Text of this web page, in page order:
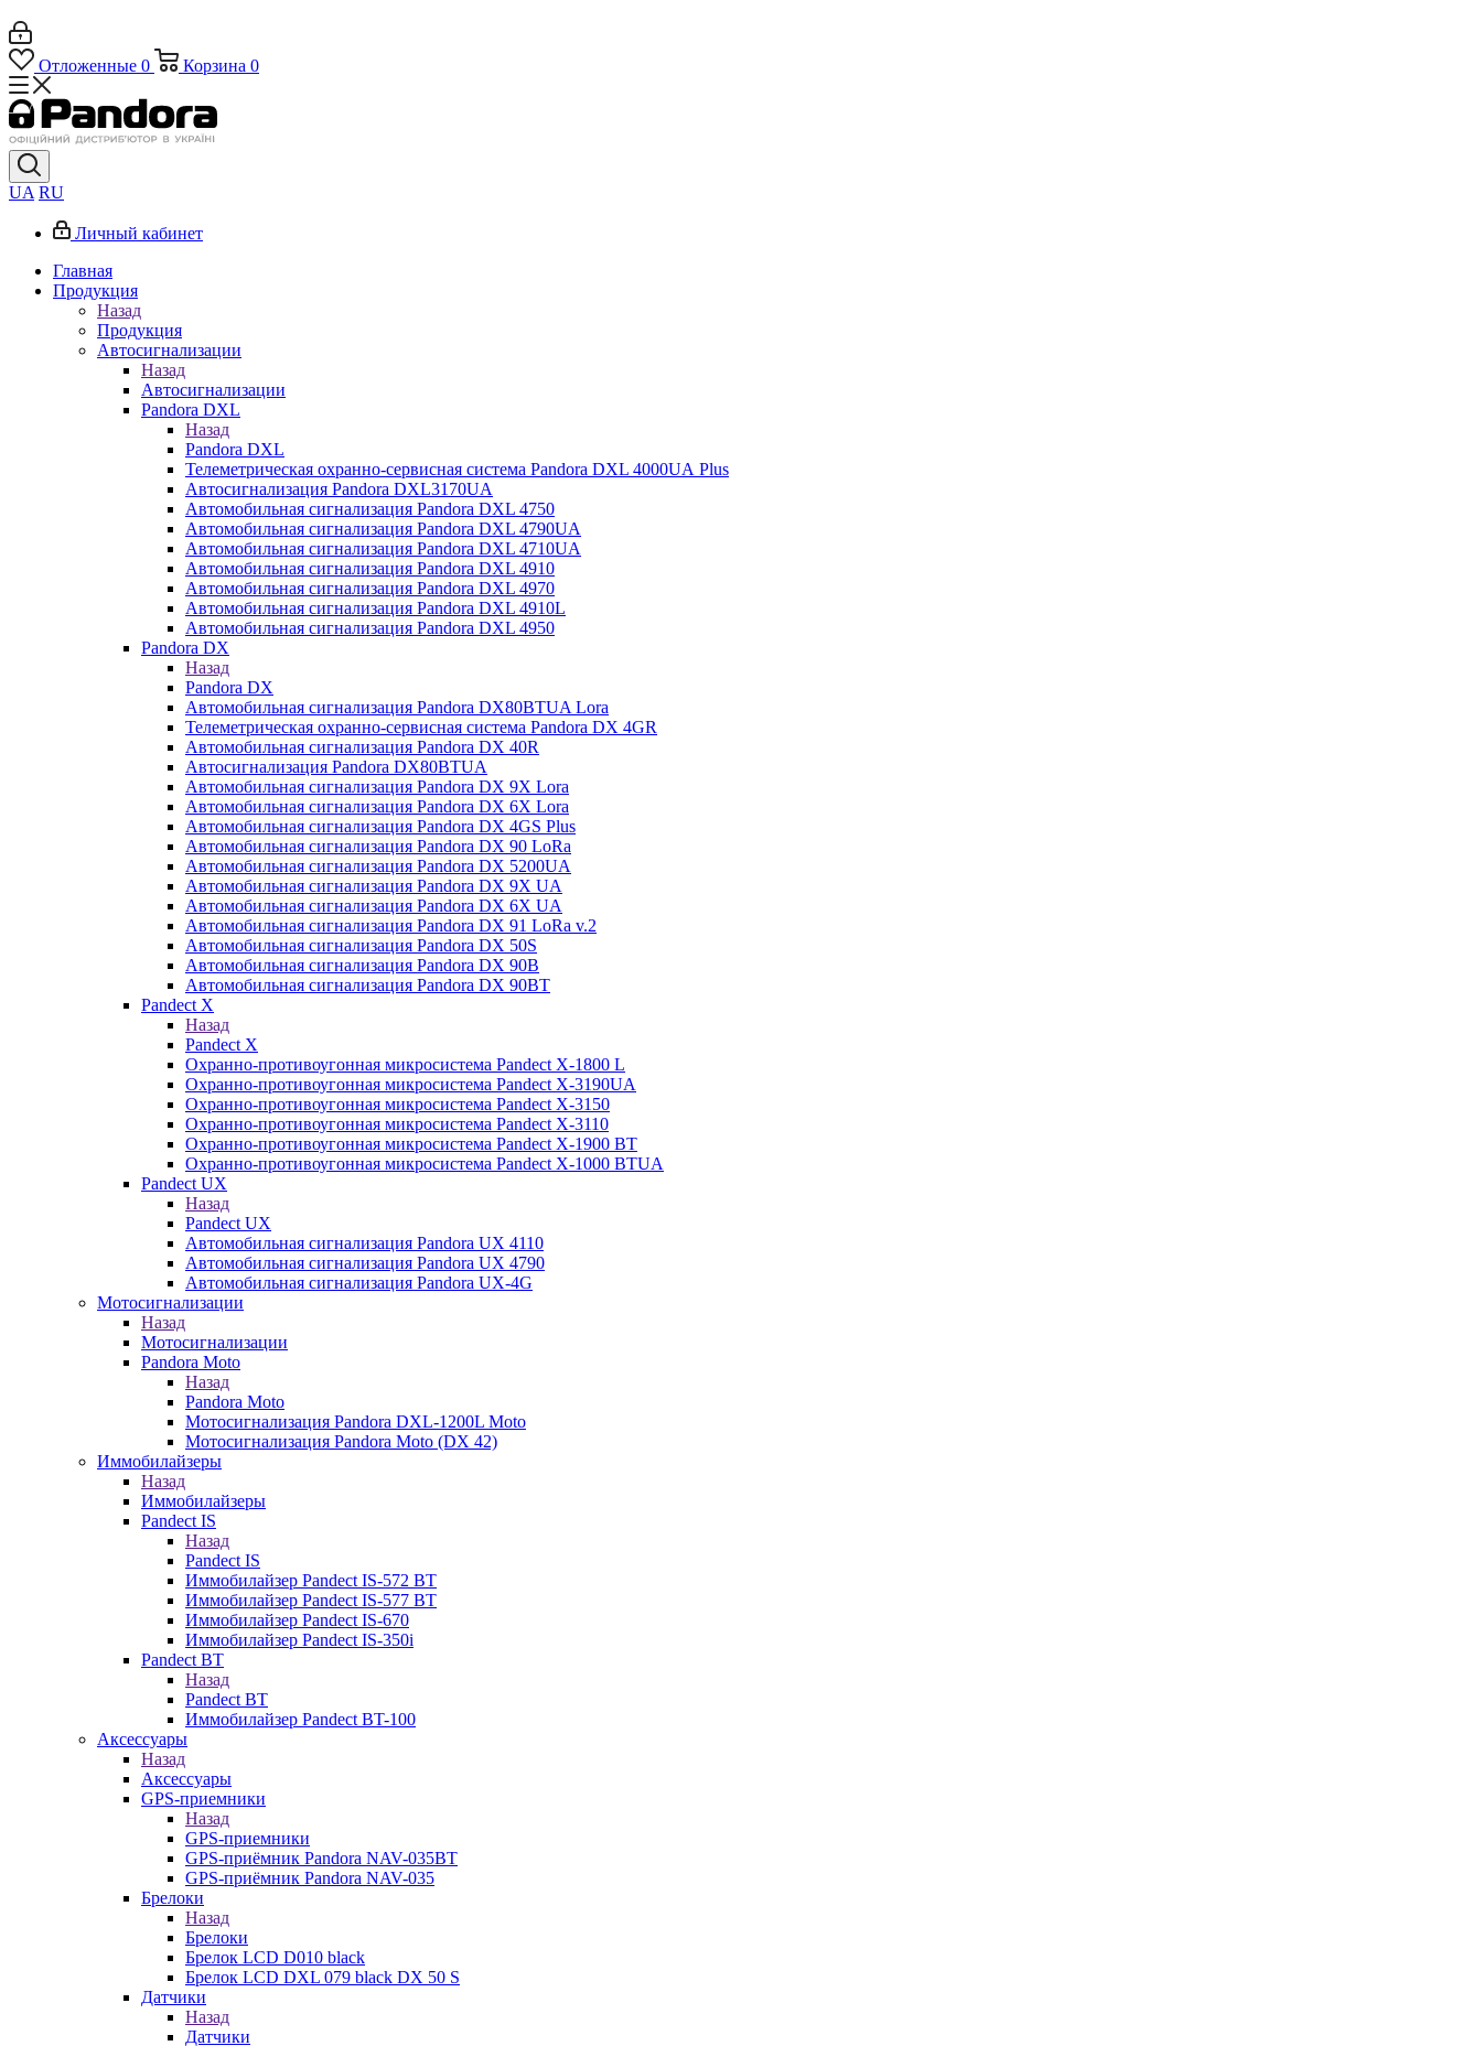
Отложенные 0 Корзина 0
UA RU
Личный кабинет
Главная
Продукция
Назад
Продукция
Автосигнализации
Назад
Автосигнализации
Pandora DXL
Назад
Pandora DXL
Телеметрическая охранно-сервисная система Pandora DXL 4000UA Plus
Автосигнализация Pandora DXL3170UA
Автомобильная сигнализация Pandora DXL 4750
Автомобильная сигнализация Pandora DXL 4790UA
Автомобильная сигнализация Pandora DXL 4710UA
Автомобильная сигнализация Pandora DXL 4910
Автомобильная сигнализация Pandora DXL 4970
Автомобильная сигнализация Pandora DXL 4910L
Автомобильная сигнализация Pandora DXL 4950
Pandora DX
Назад
Pandora DX
Автомобильная сигнализация Pandora DX80BTUA Lora
Телеметрическая охранно-сервисная система Pandora DX 4GR
Автомобильная сигнализация Pandora DX 40R
Автосигнализация Pandora DX80BTUA
Автомобильная сигнализация Pandora DX 9X Lora
Автомобильная сигнализация Pandora DX 6X Lora
Автомобильная сигнализация Pandora DX 4GS Plus
Автомобильная сигнализация Pandora DX 90 LoRa
Автомобильная сигнализация Pandora DX 5200UA
Автомобильная сигнализация Pandora DX 9Х UA
Автомобильная сигнализация Pandora DX 6Х UA
Автомобильная сигнализация Pandora DX 91 LoRa v.2
Автомобильная сигнализация Pandora DX 50S
Автомобильная сигнализация Pandora DX 90B
Автомобильная сигнализация Pandora DX 90BT
Pandect X
Назад
Pandect X
Охранно-противоугонная микросистема Pandect X-1800 L
Охранно-противоугонная микросистема Pandect X-3190UA
Охранно-противоугонная микросистема Pandect X-3150
Охранно-противоугонная микросистема Pandect X-3110
Охранно-противоугонная микросистема Pandect X-1900 BT
Охранно-противоугонная микросистема Pandect X-1000 BTUA
Pandect UX
Назад
Pandect UX
Автомобильная сигнализация Pandora UX 4110
Автомобильная сигнализация Pandora UX 4790
Автомобильная сигнализация Pandora UX-4G
Мотосигнализации
Назад
Мотосигнализации
Pandora Moto
Назад
Pandora Moto
Мотосигнализация Pandora DXL-1200L Moto
Мотосигнализация Pandora Moto (DX 42)
Иммобилайзеры
Назад
Иммобилайзеры
Pandect IS
Назад
Pandect IS
Иммобилайзер Pandect IS-572 BT
Иммобилайзер Pandect IS-577 BT
Иммобилайзер Pandect IS-670
Иммобилайзер Pandect IS-350i
Pandect BT
Назад
Pandect BT
Иммобилайзер Pandect BT-100
Аксессуары
Назад
Аксессуары
GPS-приемники
Назад
GPS-приемники
GPS-приёмник Pandora NAV-035BT
GPS-приёмник Pandora NAV-035
Брелоки
Назад
Брелоки
Брелок LCD D010 black
Брелок LCD DXL 079 black DX 50 S
Датчики
Назад
Датчики